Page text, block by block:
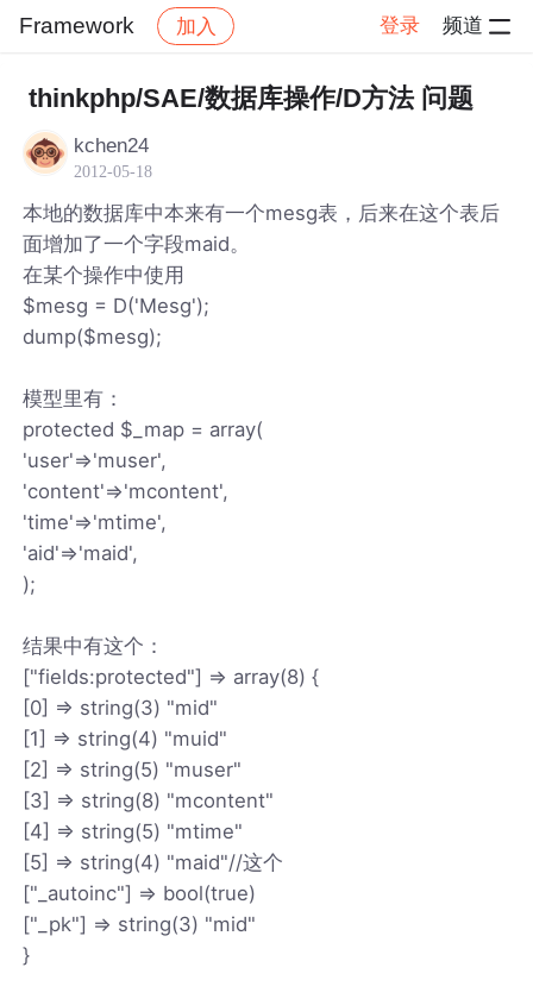
Framework 加入 登录 频道
社区 Framework 帖子详情
thinkphp/SAE/数据库操作/D方法 问题
kchen24
2012-05-18
本地的数据库中本来有一个mesg表，后来在这个表后
面增加了一个字段maid。
在某个操作中使用
$mesg = D('Mesg');
dump($mesg);
模型里有：
protected $_map = array(
'user'=>'muser',
'content'=>'mcontent',
'time'=>'mtime',
'aid'=>'maid',
);
结果中有这个：
["fields:protected"] => array(8) {
[0] => string(3) "mid"
[1] => string(4) "muid"
[2] => string(5) "muser"
[3] => string(8) "mcontent"
[4] => string(5) "mtime"
[5] => string(4) "maid"//这个
["_autoinc"] => bool(true)
["_pk"] => string(3) "mid"
}